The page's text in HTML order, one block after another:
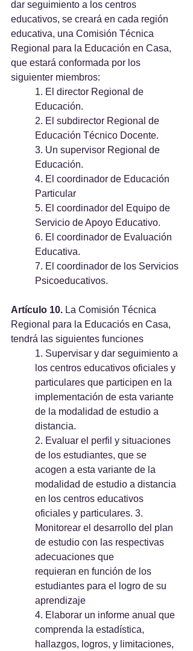
dar seguimiento a los centros
educativos, se creará en cada región
educativa, una Comisión Técnica
Regional para la Educación en Casa,
que estará conformada por los
siguienter miembros:
1. El director Regional de
Educación.
2. El subdirector Regional de
Educación Técnico Docente.
3. Un supervisor Regional de
Educación.
4. El coordinador de Educación
Particular
5. El coordinador del Equipo de
Servicio de Apoyo Educativo.
6. El coordinador de Evaluación
Educativa.
7. El coordinador de los Servicios
Psicoeducativos.
Artículo 10. La Comisión Técnica
Regional para la Educaciós en Casa,
tendrá las siguientes funciones
1. Supervisar y dar seguimiento a
los centros educativos oficiales y
particulares que participen en la
implementación de esta variante
de la modalidad de estudio a
distancia.
2. Evaluar el perfil y situaciones
de los estudiantes, que se
acogen a esta variante de la
modalidad de estudio a distancia
en los centros educativos
oficiales y particulares. 3.
Monitorear el desarrollo del plan
de estudio con las respectivas
adecuaciones que
requieran en función de los
estudiantes para el logro de su
aprendizaje
4. Elaborar un informe anual que
comprenda la estadística,
hallazgos, logros, y limitaciones,